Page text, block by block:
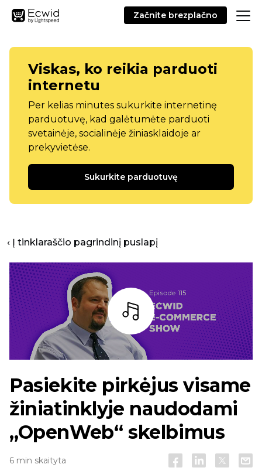
Začnite brezplačno
Viskas, ko reikia parduoti
internetu
Per kelias minutes sukurkite internetinę
parduotuvę, kad galėtumėte parduoti
svetainėje, socialinėje žiniasklaidoje ar
prekyvietėse.
Sukurkite parduotuvę
‹ Į tinklaraščio pagrindinį puslapį
Baras
Pasiekite pirkėjus visame
žiniatinklyje naudodami
„OpenWeb“ skelbimus
6 min skaityta